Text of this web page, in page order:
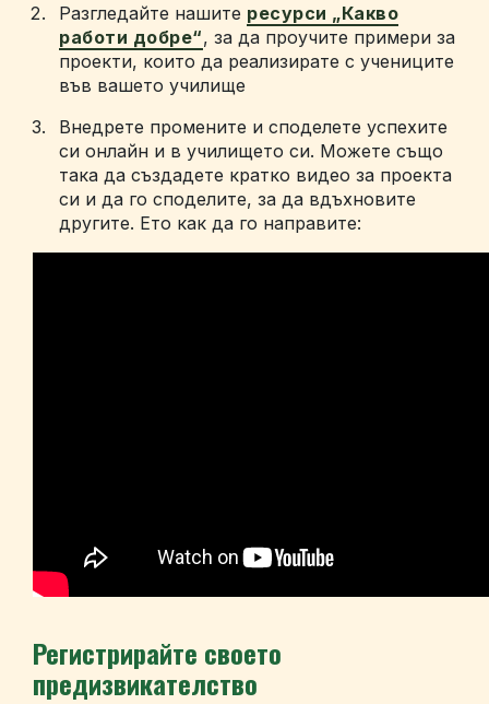
Разгледайте нашите ресурси „Какво
работи добре“, за да проучите примери за
проекти, които да реализирате с учениците
във вашето училище
Внедрете промените и споделете успехите
си онлайн и в училището си. Можете също
така да създадете кратко видео за проекта
си и да го споделите, за да вдъхновите
другите. Ето как да го направите:
Регистрирайте своето
предизвикателство